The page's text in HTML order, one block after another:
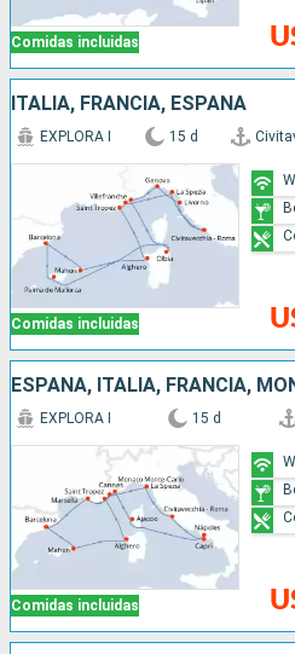
Comidas incluidas
ITALIA, FRANCIA, ESPAÑA
Comidas incluidas
EXPLORA I 15 d
ESPAÑA, ITALIA, FRANCIA,
Comidas incluidas
EXPLORA I 15 d